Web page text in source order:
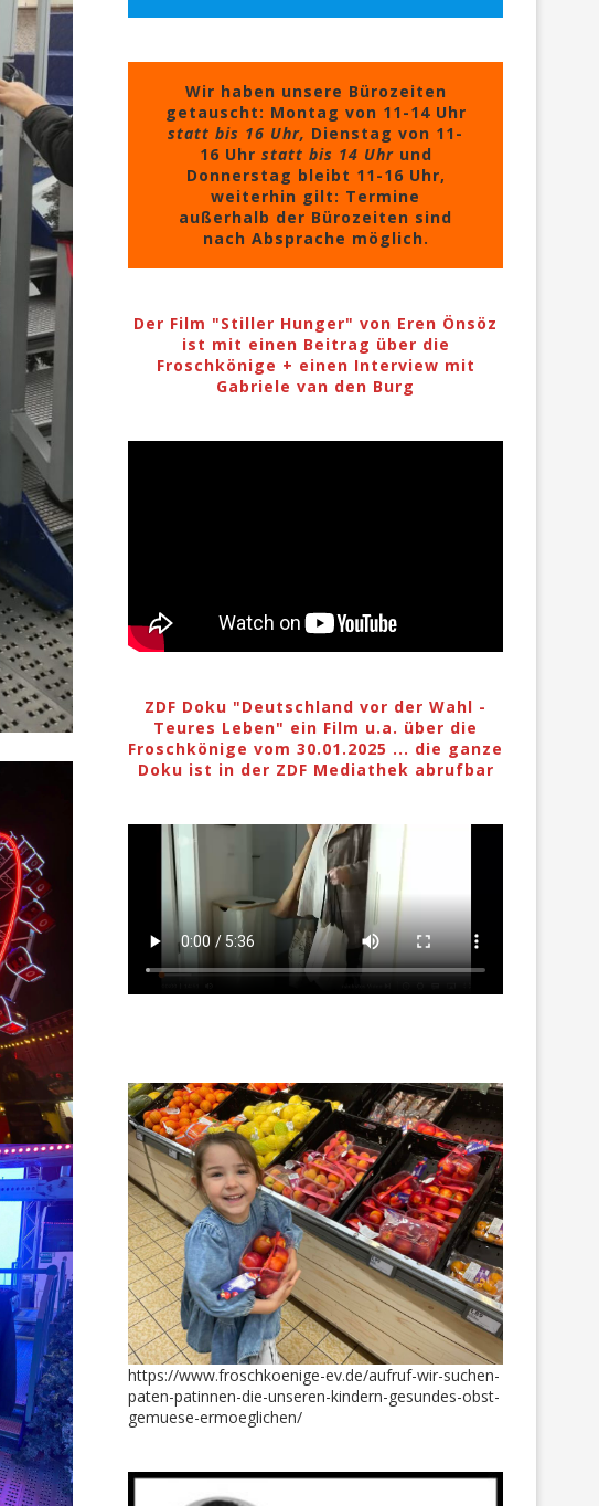
Wir haben unsere Bürozeiten
getauscht: Montag von 11-14 Uhr
statt bis 16 Uhr, Dienstag von 11-
16 Uhr statt bis 14 Uhrund
Donnerstag bleibt 11-16 Uhr,
weiterhin gilt: Termine
außerhalb der Bürozeiten sind
nach Absprache möglich.
Der Film "Stiller Hunger" von Eren Önsöz
ist mit einen Beitrag über die
Froschkönige + einen Interview mit
Gabriele van den Burg
ZDF Doku "Deutschland vor der Wahl -
Teures Leben" ein Film u.a. über die
Froschkönige vom 30.01.2025 ... die ganze
Doku ist in der ZDF Mediathek abrufbar
https://www.froschkoenige-ev.de/aufruf-wir-suchen-
paten-patinnen-die-unseren-kindern-gesundes-obst-
gemuese-ermoeglichen/